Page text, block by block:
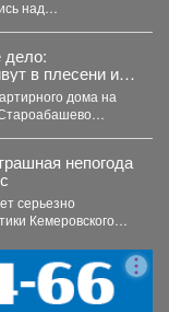
над
дело:
в плесени и
дома на
непогода
серьезно